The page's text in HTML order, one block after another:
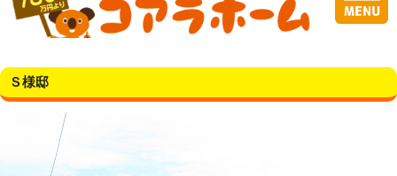
Ｓ様邸